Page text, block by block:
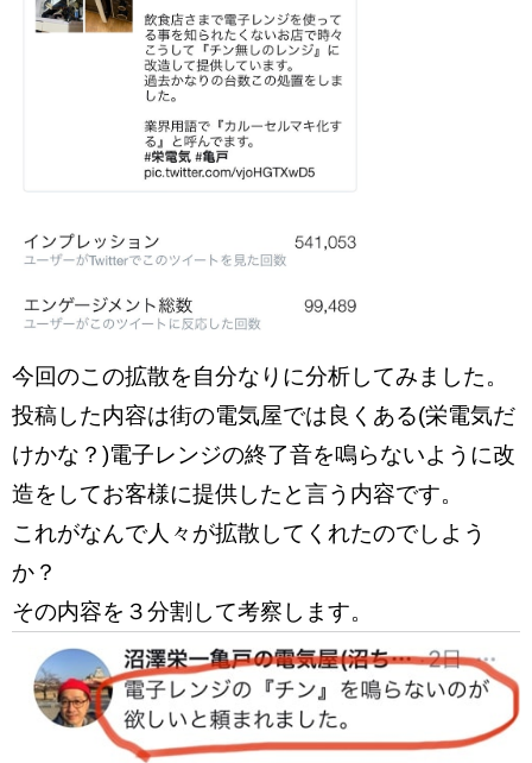
今回のこの拡散を自分なりに分析してみました。
投稿した内容は街の電気屋では良くある(栄電気だ
けかな？)電子レンジの終了音を鳴らないように改
造をしてお客様に提供したと言う内容です。
これがなんで人々が拡散してくれたのでしよう
か？
その内容を３分割して考察します。